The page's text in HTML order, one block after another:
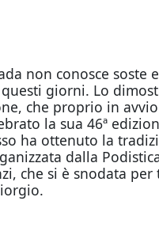
non conosce soste
giorni. Lo
che proprio in avvio
la sua 46ª
ha ottenuto la
dalla
che si è snodata per